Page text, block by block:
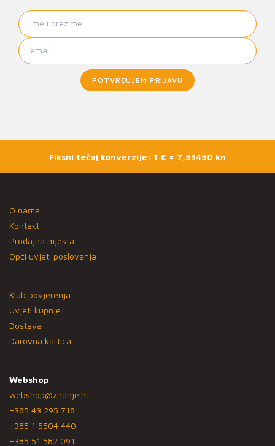
POTVRĐUJEM PRIJAVU
Fiksni tečaj konverzije: 1 € = 7,53450 kn
O nama
Kontakt
Prodajna mjesta
Opći uvjeti poslovanja
Klub povjerenja
Uvjeti kupnje
Dostava
Darovna kartica
Webshop
webshop@znanje.hr
+385 43 295 718
+385 1 5504 440
+385 51 582 091